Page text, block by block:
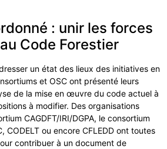
: unir les forces
Code Forestier
un état des lieux des initiatives en
et OSC ont présenté leurs
de la mise en œuvre du code actuel à
à modifier. Des organisations
CAGDFT/IRI/DGPA, le consortium
CODELT ou encore CFLEDD ont toutes
contribuer à un document de